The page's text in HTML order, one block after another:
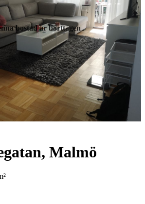
bostad är borttagen
Malmö